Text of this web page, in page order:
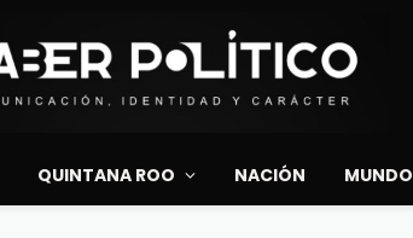
QUINTANA ROO NACIÓN MUNDO